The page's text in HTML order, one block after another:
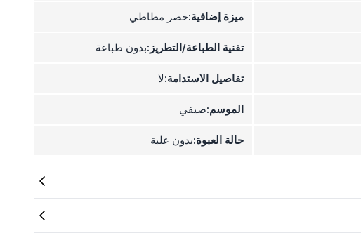
ميزة إضافية:خصر مطاطي
تقنية الطباعة/التطريز:بدون طباعة
تفاصيل الاستدامة:لا
الموسم:صيفي
حالة العبوة:بدون علبة